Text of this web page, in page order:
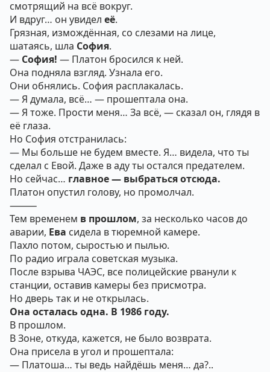
смотрящий на всё вокруг.
И вдруг… он увидел её.
Грязная, измождённая, со слезами на лице,
шатаясь, шла София.
— София! — Платон бросился к ней.
Она подняла взгляд. Узнала его.
Они обнялись. София расплакалась.
— Я думала, всё… — прошептала она.
— Я тоже. Прости меня… За всё, — сказал он, глядя в
её глаза.
Но София отстранилась:
— Мы больше не будем вместе. Я… видела, что ты
сделал с Евой. Даже в аду ты остался предателем.
Но сейчас… главное — выбраться отсюда.
Платон опустил голову, но промолчал.
⸻
Тем временем в прошлом, за несколько часов до
аварии, Ева сидела в тюремной камере.
Пахло потом, сыростью и пылью.
По радио играла советская музыка.
После взрыва ЧАЭС, все полицейские рванули к
станции, оставив камеры без присмотра.
Но дверь так и не открылась.
Она осталась одна. В 1986 году.
В прошлом.
В Зоне, откуда, кажется, не было возврата.
Она присела в угол и прошептала:
— Платоша… ты ведь найдёшь меня… да?..